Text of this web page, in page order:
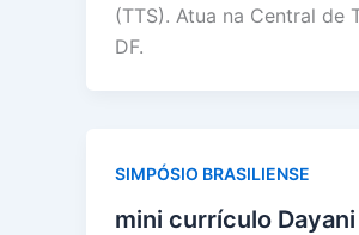
(TTS). Atua na Central de
DF.
SIMPÓSIO BRASILIENSE
mini currículo Dayani